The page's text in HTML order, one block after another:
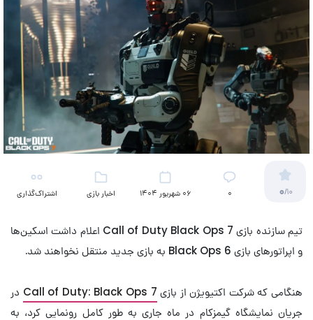
0/10 ۰ 06 شهریور 1404 اخبار بازی اشتراک‌گذاری
تیم سازنده بازی Call of Duty Black Ops 7 اعلام داشت اسکین‌ها
و اپراتورهای بازی Black Ops 6 به بازی جدید منتقل نخواهند شد.
هنگامی که شرکت اکتیویژن از بازی Call of Duty: Black Ops 7 در
جریان نمایشگاه گیمزکام در ماه جاری به طور کامل رونمایی کرد، به